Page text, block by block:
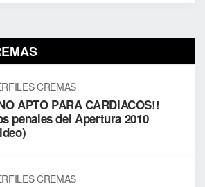
CREMAS
APTO PARA CARDIACOS!!
penales del Apertura 2010
CREMAS